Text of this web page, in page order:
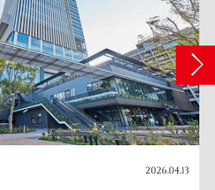
2026.04.13